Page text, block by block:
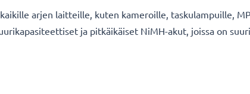
arjen laitteille, kuten kameroille, taskulampuille,
ja pitkäikäiset NiMH-akut, joissa on